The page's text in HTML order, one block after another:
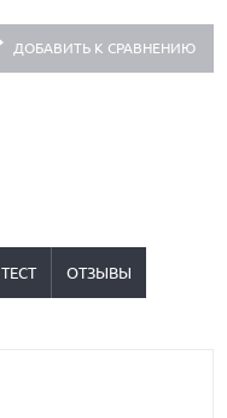
ДОБАВИТЬ К СРАВНЕНИЮ
ТЕСТ ОТЗЫВЫ